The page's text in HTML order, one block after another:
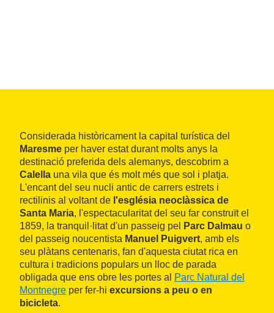
Considerada històricament la capital turística del
Maresme per haver estat durant molts anys la
destinació preferida dels alemanys, descobrim a
Calella una vila que és molt més que sol i platja.
L'encant del seu nucli antic de carrers estrets i
rectilinis al voltant de l'església neoclàssica de
Santa Maria, l'espectacularitat del seu far construït el
1859, la tranquil·litat d'un passeig pel
Parc Dalmau o
del passeig noucentista Manuel Puigvert, amb els
seu plàtans centenaris, fan d'aquesta ciutat rica en
cultura i tradicions populars un lloc de parada
obligada que ens obre les portes al
Parc Natural del
Montnegre per fer-hi excursions a peu o en
bicicleta.